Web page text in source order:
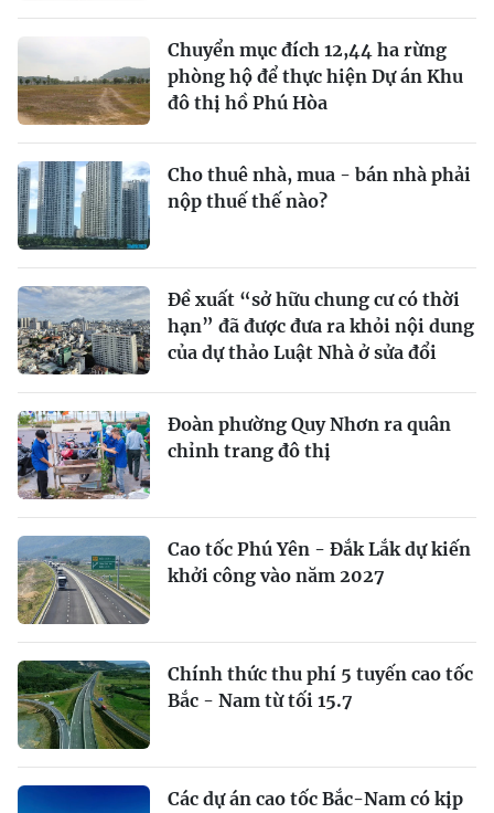
Chuyển mục đích 12,44 ha rừng
phòng hộ để thực hiện Dự án Khu
đô thị hồ Phú Hòa
Cho thuê nhà, mua - bán nhà phải
nộp thuế thế nào?
Đề xuất “sở hữu chung cư có thời
hạn” đã được đưa ra khỏi nội dung
của dự thảo Luật Nhà ở sửa đổi
Đoàn phường Quy Nhơn ra quân
chỉnh trang đô thị
Cao tốc Phú Yên - Đắk Lắk dự kiến
khởi công vào năm 2027
Chính thức thu phí 5 tuyến cao tốc
Bắc - Nam từ tối 15.7
Các dự án cao tốc Bắc-Nam có kịp